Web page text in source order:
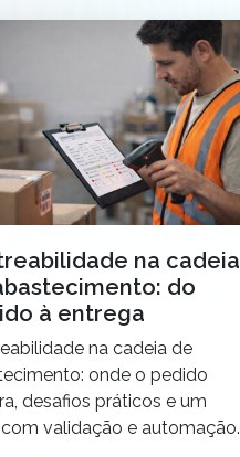
na cadeia
do
à entrega
na cadeia de
onde o pedido
desafios práticos e um
validação e automação.